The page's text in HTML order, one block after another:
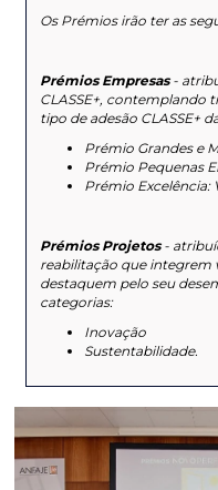
Os Prémios irão ter as
Prémios Empresas-
CLASSE+, contemplando
tipo de adesão CLASSE+
Prémio Grandes e
Prémio Pequenas
Prémio Excelência:
Prémios Projetos-
reabilitação que integrem
destaquem pelo seu
categorias:
Inovação
Sustentabilidade.